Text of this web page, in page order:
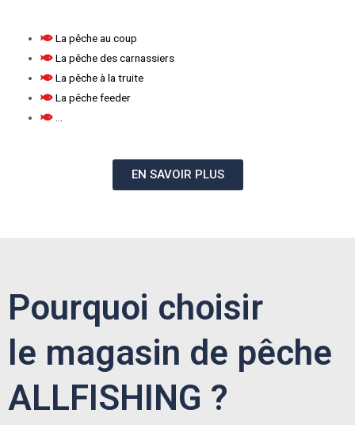
La pêche au coup
La pêche des carnassiers
La pêche à la truite
La pêche feeder
EN SAVOIR PLUS
Pourquoi choisir
le magasin de pêche
ALLFISHING ?